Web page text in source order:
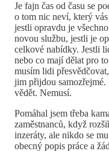
Je fajn čas od času se
o tom nic neví, který
jestli opravdu je
novou službu, jestli je
celkové nabídky. Jestli
nebo co mají dělat pro
musím lidi
jim přijdou
vědět. Nemusí.
Pomáhal jsem třeba
zaměstnanců, když
inzeráty, ale nikdo se
obecný popis práce a